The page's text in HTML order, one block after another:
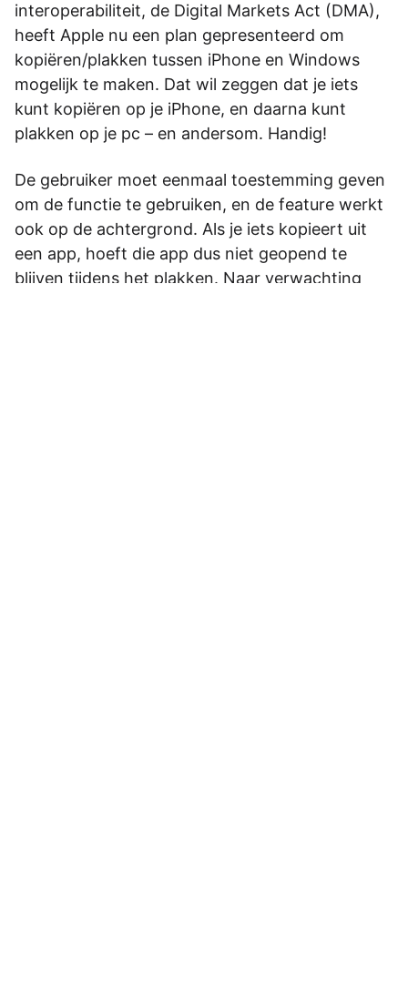
interoperabiliteit, de Digital Markets Act (DMA),
heeft Apple nu een plan gepresenteerd om
kopiëren/plakken tussen iPhone en Windows
mogelijk te maken. Dat wil zeggen dat je iets
kunt kopiëren op je iPhone, en daarna kunt
plakken op je pc – en andersom. Handig!
De gebruiker moet eenmaal toestemming geven
om de functie te gebruiken, en de feature werkt
ook op de achtergrond. Als je iets kopieert uit
een app, hoeft die app dus niet geopend te
blijven tijdens het plakken. Naar verwachting